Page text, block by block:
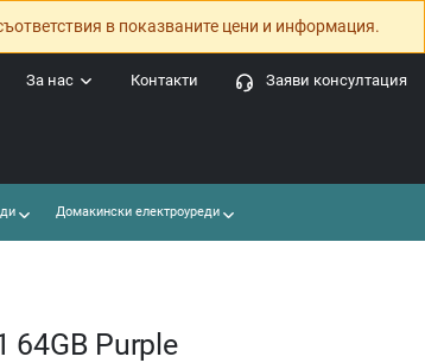
в показваните цени и информация.
Заяви консултация
Контакти
За нас
Домакински електроуреди
64GB Purple